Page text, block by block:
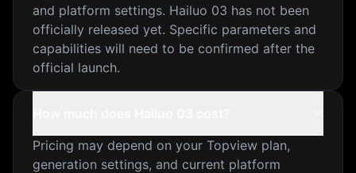
and platform settings. Hailuo 03 has not been
officially released yet. Specific parameters and
capabilities will need to be confirmed after the
official launch.
Pricing may depend on your Topview plan,
generation settings, and current platform